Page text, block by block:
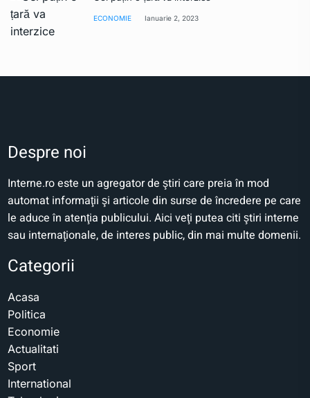
ECONOMIE Ianuarie 2, 2023
Despre noi
Interne.ro este un agregator de ştiri care preia în mod
automat informaţii şi articole din surse de încredere pe care
le aduce în atenţia publicului. Aici veţi putea citi ştiri interne
sau internaţionale, de interes public, din mai multe domenii.
Categorii
Acasa
Politica
Economie
Actualitati
Sport
International